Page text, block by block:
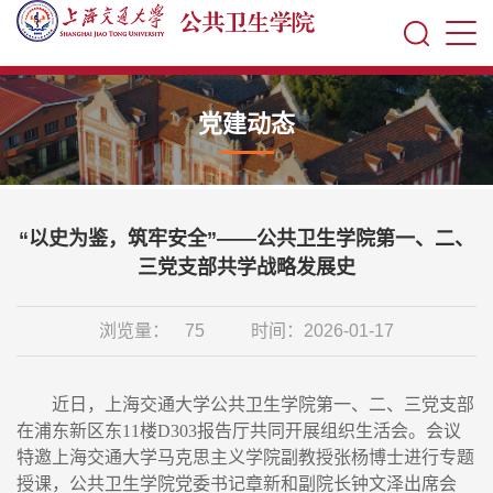
党建动态
“以史为鉴，筑牢安全”——公共卫生学院第一、二、
三党支部共学战略发展史
浏览量： 75 时间：2026-01-17
近日，上海交通大学公共卫生学院第一、二、三党支部
在浦东新区东11楼D303报告厅共同开展组织生活会。会议
特邀上海交通大学马克思主义学院副教授张杨博士进行专题
授课，公共卫生学院党委书记章新和副院长钟文泽出席会